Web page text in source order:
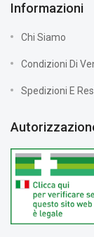
Informazioni
Chi Siamo
Condizioni Di
Spedizioni E